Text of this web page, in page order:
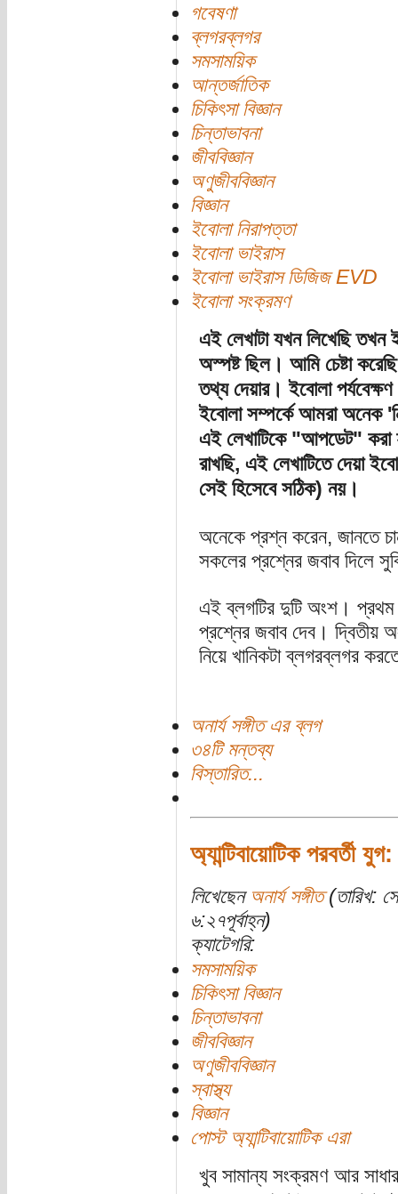
গবেষণা
ব্লগরব্লগর
সমসাময়িক
আন্তর্জাতিক
চিকিৎসা বিজ্ঞান
চিন্তাভাবনা
জীববিজ্ঞান
অণুজীববিজ্ঞান
বিজ্ঞান
ইবোলা নিরাপত্তা
ইবোলা ভাইরাস
ইবোলা ভাইরাস ডিজিজ EVD
ইবোলা সংক্রমণ
এই লেখাটা যখন লিখেছি তখন
অস্পষ্ট ছিল। আমি চেষ্টা
তথ্য দেয়ার। ইবোলা পর্যবেক্ষণ
ইবোলা সম্পর্কে আমরা অনেক
এই লেখাটিকে "আপডেট" করা
রাখছি, এই লেখাটিতে দেয়া
সেই হিসেবে সঠিক) নয়।
অনেকে প্রশ্ন করেন, জানতে
সকলের প্রশ্নের জবাব দিলে
এই ব্লগটির দুটি অংশ। প্রথম
প্রশ্নের জবাব দেব। দ্বিতীয়
নিয়ে খানিকটা ব্লগরব্লগর
অনার্য সঙ্গীত এর ব্লগ
৩৪টি মন্তব্য
বিস্তারিত...
অ্যান্টিবায়োটিক পরবর্তী
লিখেছেন অনার্য সঙ্গীত(তারিখ:
৬:২৭পূর্বাহ্ন)
ক্যাটেগরি:
সমসাময়িক
চিকিৎসা বিজ্ঞান
চিন্তাভাবনা
জীববিজ্ঞান
অণুজীববিজ্ঞান
স্বাস্থ্য
বিজ্ঞান
পোস্ট অ্যান্টিবায়োটিক এরা
খুব সামান্য সংক্রমণ আর